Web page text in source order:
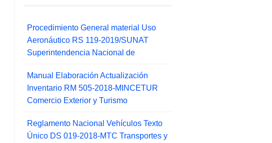
Procedimiento General material Uso
Aeronáutico RS 119-2019/SUNAT
Superintendencia Nacional de
Manual Elaboración Actualización
Inventario RM 505-2018-MINCETUR
Comercio Exterior y Turismo
Reglamento Nacional Vehículos Texto
Único DS 019-2018-MTC Transportes y